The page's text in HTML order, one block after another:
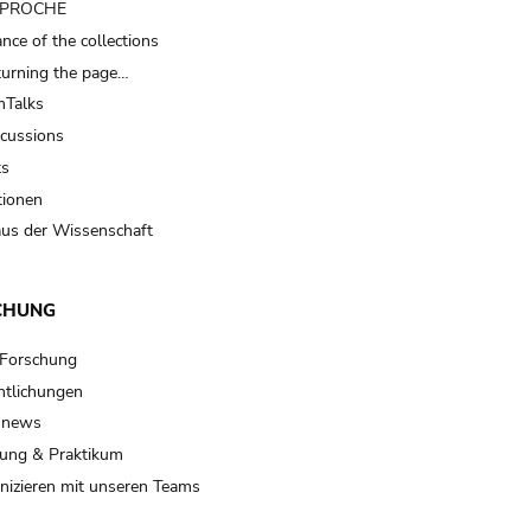
of the collections
the page…
der Wissenschaft
& Praktikum
mit unseren Teams